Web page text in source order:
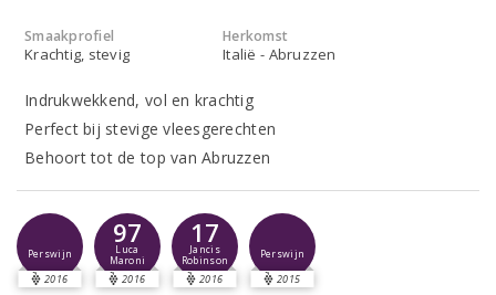
Smaakprofiel
Krachtig, stevig
Herkomst
Italië - Abruzzen
Indrukwekkend, vol en krachtig
Perfect bij stevige vleesgerechten
Behoort tot de top van Abruzzen
Perswijn
2016
97
Luca
Maroni
2016
17
Jancis
Robinson
2016
Perswijn
2015